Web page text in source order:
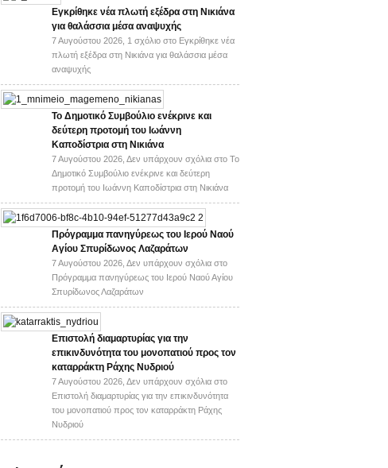
Εγκρίθηκε νέα πλωτή εξέδρα στη Νικιάνα
για θαλάσσια μέσα αναψυχής
7 Αυγούστου 2026, 1 σχόλιο στο Εγκρίθηκε νέα
πλωτή εξέδρα στη Νικιάνα για θαλάσσια μέσα
αναψυχής
Το Δημοτικό Συμβούλιο ενέκρινε και
δεύτερη προτομή του Ιωάννη
Καποδίστρια στη Νικιάνα
7 Αυγούστου 2026, Δεν υπάρχουν σχόλια στο Το
Δημοτικό Συμβούλιο ενέκρινε και δεύτερη
προτομή του Ιωάννη Καποδίστρια στη Νικιάνα
Πρόγραμμα πανηγύρεως του Ιερού Ναού
Αγίου Σπυρίδωνος Λαζαράτων
7 Αυγούστου 2026, Δεν υπάρχουν σχόλια στο
Πρόγραμμα πανηγύρεως του Ιερού Ναού Αγίου
Σπυρίδωνος Λαζαράτων
Επιστολή διαμαρτυρίας για την
επικινδυνότητα του μονοπατιού προς τον
καταρράκτη Ράχης Νυδριού
7 Αυγούστου 2026, Δεν υπάρχουν σχόλια στο
Επιστολή διαμαρτυρίας για την επικινδυνότητα
του μονοπατιού προς τον καταρράκτη Ράχης
Νυδριού